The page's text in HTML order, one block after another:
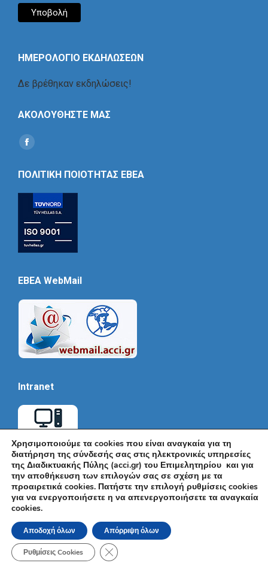
ΗΜΕΡΟΛΟΓΙΟ ΕΚΔΗΛΩΣΕΩΝ
Δε βρέθηκαν εκδηλώσεις!
ΑΚΟΛΟΥΘΗΣΤΕ ΜΑΣ
Find us on:
Social
ΠΟΛΙΤΙΚΗ ΠΟΙΟΤΗΤΑΣ ΕΒΕΑ
EBEA WebMail
Intranet
© Εμπορικό και Βιομηχανικό Επιμελητήριο Αθηνών 2026 |
Ακαδημίας 7, ΤΚ: 10671, Αθήνα, Τηλ: +30 210 3604815, e-mail:
info@acci.gr
Όροι Χρήσης|Πολιτική Ασφάλειας|Πολιτική Απορρήτου
Προσβασιμότητας
Powered by KNOWLEDGE A.E.
Χρησιμοποιούμε τα cookies που είναι αναγκαία για τη
διατήρηση της σύνδεσής σας στις ηλεκτρονικές υπηρεσίες
της Διαδικτυακής Πύλης (acci.gr) του Επιμελητηρίου και για
την αποθήκευση των επιλογών σας σε σχέση με τα
προαιρετικά cookies. Πατήστε την επιλογή ρυθμίσεις cookies
για να ενεργοποιήσετε η να απενεργοποιήσετε τα αναγκαία
cookies.
Αποδοχή όλων Απόρριψη όλων
Ρυθμίσεις Cookies Κλείσιμο του Cookie banner για το GDPR